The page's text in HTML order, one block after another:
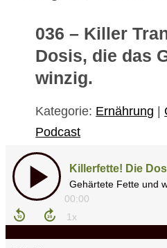
036 – Killer
Dosis, die das
winzig.
Kategorie: Ernährung |
Podcast